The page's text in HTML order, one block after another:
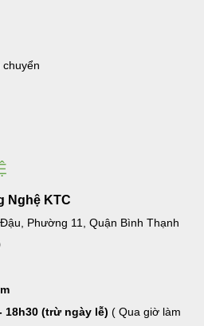
Nghệ KTC
Phường 11, Quận Bình Thạnh
(trừ ngày lễ) ( Qua giờ làm